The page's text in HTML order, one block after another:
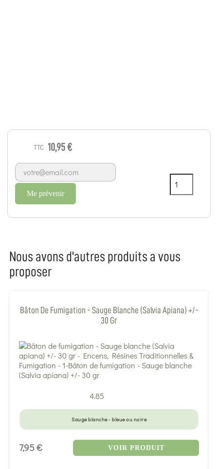
TTC 10,95 €
Me prévenir
Nous avons d'autres produits a vous
proposer
Bâton De Fumigation - Sauge Blanche (Salvia Apiana) +/-
30 Gr
4.85
Sauge blanche - bleue ou noire
7,95 € VOIR PRODUIT